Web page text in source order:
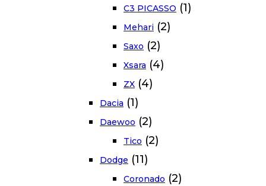
C3 PICASSO (1)
Mehari (2)
Saxo (2)
Xsara (4)
ZX (4)
Dacia (1)
Daewoo (2)
Tico (2)
Dodge (11)
Coronado (2)